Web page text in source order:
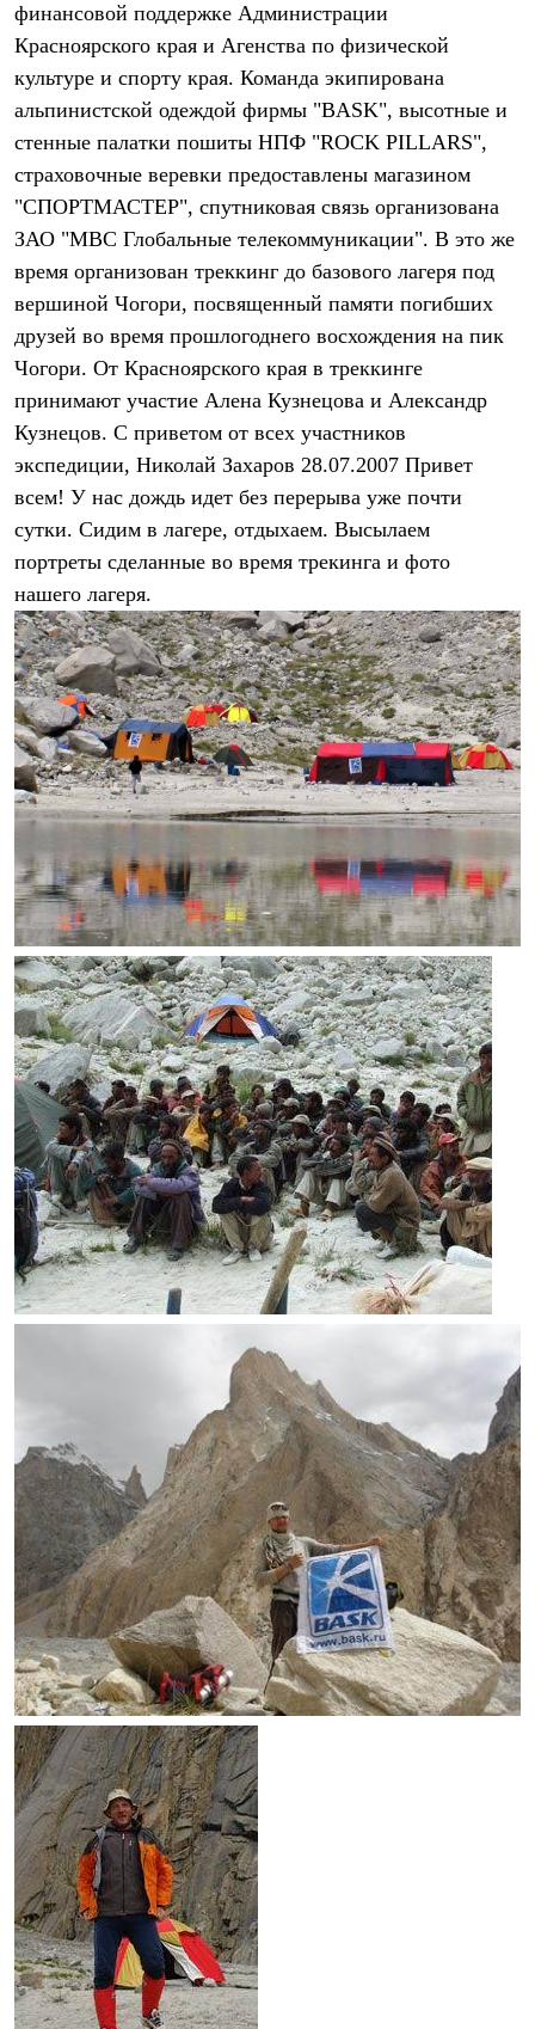
Где купить
финансовой поддержке Администрации
Красноярского края и Агенства по физической
культуре и спорту края. Команда экипирована
альпинистской одеждой фирмы "BASK", высотные и
стенные палатки пошиты НПФ "ROCK PILLARS",
страховочные веревки предоставлены магазином
"СПОРТМАСТЕР", спутниковая связь организована
ЗАО "МВС Глобальные телекоммуникации". В это же
время организован треккинг до базового лагеря под
вершиной Чогори, посвященный памяти погибших
друзей во время прошлогоднего восхождения на пик
Чогори. От Красноярского края в треккинге
принимают участие Алена Кузнецова и Александр
Кузнецов. С приветом от всех участников
экспедиции, Николай Захаров 28.07.2007 Привет
всем! У нас дождь идет без перерыва уже почти
сутки. Сидим в лагере, отдыхаем. Высылаем
портреты сделанные во время трекинга и фото
нашего лагеря.